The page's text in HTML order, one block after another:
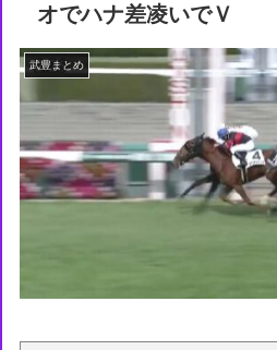
オでハナ差凌いでＶ
武豊まとめ